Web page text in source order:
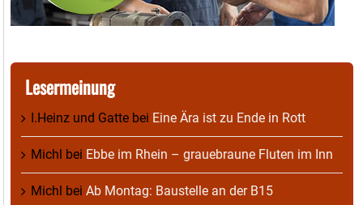
Lesermeinung
I.Heinz und Gatte bei Eine Ära ist zu Ende in Rott
Michl bei Ebbe im Rhein – grauebraune Fluten im Inn
Michl bei Ab Montag: Baustelle an der B15